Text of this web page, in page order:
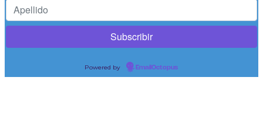
Powered by EmailOctopus